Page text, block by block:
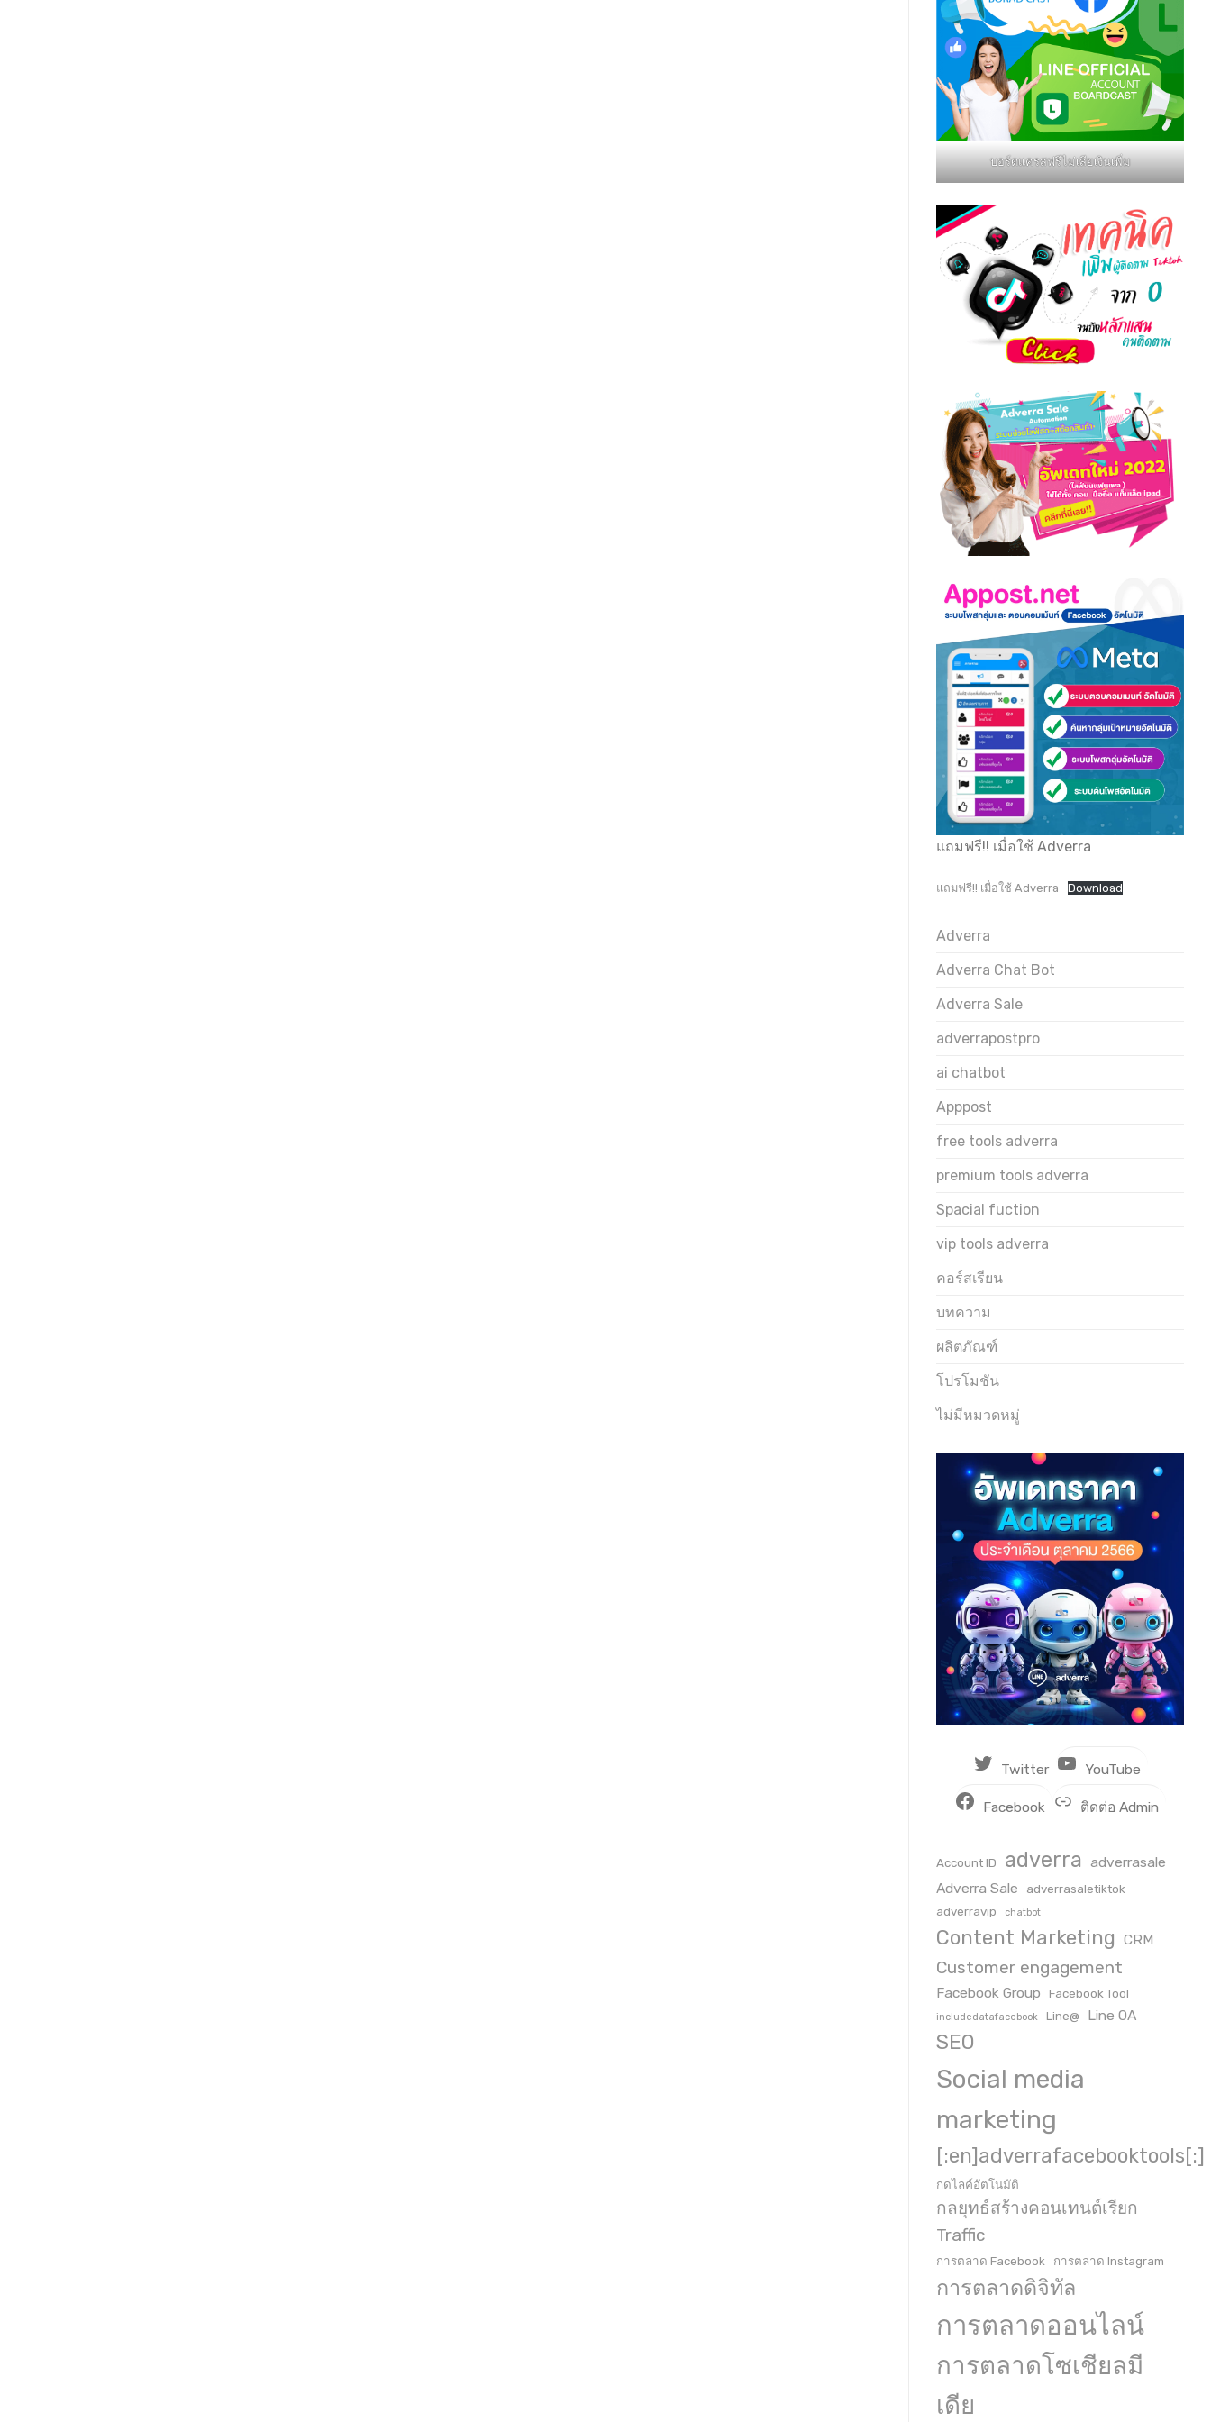
บอร์ดแครสฟรีไม่เสียเงินเพิ่ม
แถมฟรี!! เมื่อใช้ Adverra
แถมฟรี!! เมื่อใช้ Adverra Download
Adverra
Adverra Chat Bot
Adverra Sale
adverrapostpro
ai chatbot
Apppost
free tools adverra
premium tools adverra
Spacial fuction
vip tools adverra
คอร์สเรียน
บทความ
ผลิตภัณฑ์
โปรโมชัน
ไม่มีหมวดหมู่
Twitter YouTube
Facebook ติดต่อ Admin
Account ID adverra adverrasale
Adverra Sale
adverrasaletiktok
adverravip
chatbot
Content Marketing CRM
Customer engagement
Facebook Group Facebook Tool
includedatafacebook Line@ Line OA
SEO
Social media
marketing
[:en]adverrafacebooktools[:]
กดไลค์อัตโนมัติ
กลยุทธ์สร้างคอนเทนต์เรียก
Traffic
การตลาด Facebook การตลาด Instagram
การตลาดดิจิทัล
การตลาดออนไลน์
การตลาดโซเชียลมี
เดีย